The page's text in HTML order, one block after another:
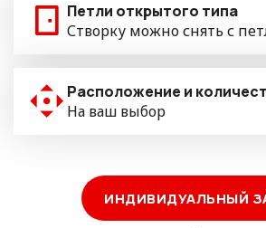
Петли открытого типа
Створку можно снять с
Расположение и
На ваш выбор
ИНДИВИДУАЛЬНЫЙ